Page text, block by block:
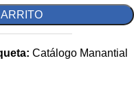
Catálogo Manantial